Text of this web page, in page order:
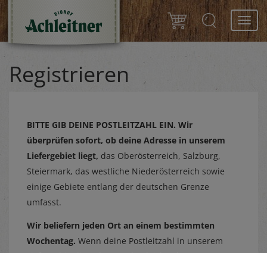
Registrieren
BITTE GIB DEINE POSTLEITZAHL EIN. Wir
überprüfen sofort, ob deine Adresse in unserem
Liefergebiet liegt, das Oberösterreich, Salzburg,
Steiermark, das westliche Niederösterreich sowie
einige Gebiete entlang der deutschen Grenze
umfasst.
Wir beliefern jeden Ort an einem bestimmten
Wochentag. Wenn deine Postleitzahl in unserem